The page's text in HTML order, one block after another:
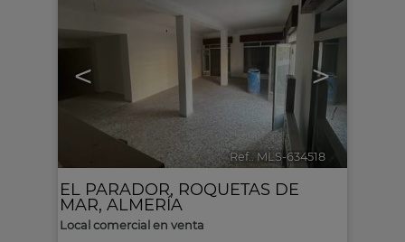
< >
Ref.. MLS-634518
EL PARADOR, ROQUETAS DE
MAR, ALMERÍA
Local comercial en venta